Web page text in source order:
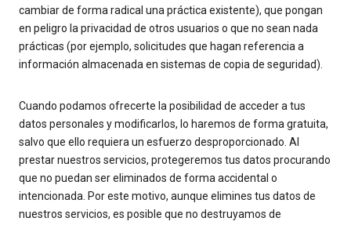
cambiar de forma radical una práctica existente), que pongan
en peligro la privacidad de otros usuarios o que no sean nada
prácticas (por ejemplo, solicitudes que hagan referencia a
información almacenada en sistemas de copia de seguridad).
Cuando podamos ofrecerte la posibilidad de acceder a tus
datos personales y modificarlos, lo haremos de forma gratuita,
salvo que ello requiera un esfuerzo desproporcionado. Al
prestar nuestros servicios, protegeremos tus datos procurando
que no puedan ser eliminados de forma accidental o
intencionada. Por este motivo, aunque elimines tus datos de
nuestros servicios, es posible que no destruyamos de